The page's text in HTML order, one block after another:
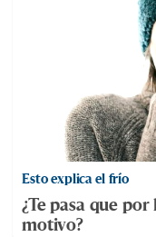
Esto explica el frío
¿Te pasa que
motivo?